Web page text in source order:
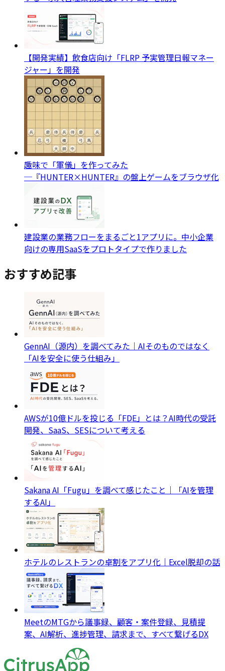
【開発実績】飲食店向け「FLRP 予実管理日報マネー
ジャー」を開発
趣味で「軍儀」を作ってみた
─『HUNTER×HUNTER』の盤上ゲームをブラウザ化
建設業の業務フローをまるごと1アプリに。中小企業
向けの専用SaaSをプロトタイプで作りました
おすすめ記事
GennAI（源内）を調べてみた｜AIそのものではなく
「AIを安全に使う仕組み」
AWSが10億ドルを投じる「FDE」とは？AI時代の受託
開発、SaaS、SESについて考える
Sakana AI「Fugu」を調べて感じたこと｜「AIを管理
するAI」
ホテルのレストランの卓割をアプリ化｜Excel脱却の話
MeetのMTGから議事録、顧客・案件登録、見積提
案、AI解析、進捗管理、請求まで、すべて繋げるDX